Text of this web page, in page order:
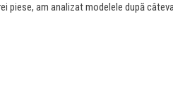
piese, am analizat modelele după